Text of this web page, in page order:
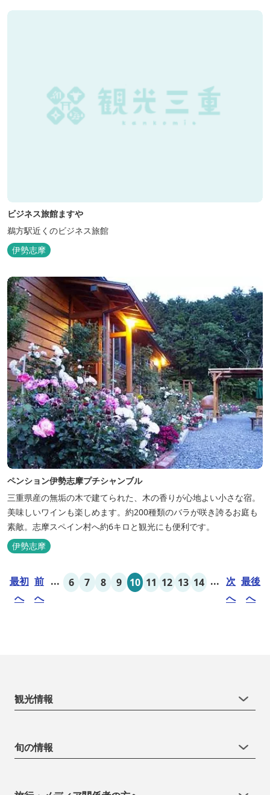
ューも毎晩行ないます。
ビジネス旅館ますや
鵜方駅近くのビジネス旅館
伊勢志摩
ペンション伊勢志摩プチシャンブル
三重県産の無垢の木で建てられた、木の香りが心地よい小さな宿。
美味しいワインも楽しめます。約200種類のバラが咲き誇るお庭も
素敵。志摩スペイン村へ約6キロと観光にも便利です。
伊勢志摩
最初
へ
前
へ
... 6 7 8 9 10 11 12 13 14 ... 次
へ
最後
へ
観光情報
旬の情報